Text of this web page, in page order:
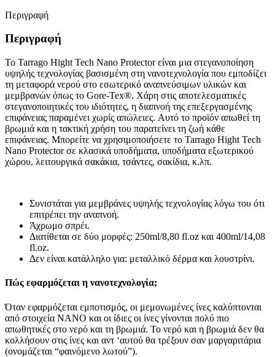
Περιγραφή
Περιγραφή
Το Tarrago Hight Tech Nano Protector είναι μια στεγανοποίηση
υψηλής τεχνολογίας βασισμένη στη νανοτεχνολογία που εμποδίζει
τη μεταφορά νερού στο εσωτερικό αναπνεύσιμων υλικών και
μεμβρανών όπως το Gore-Tex®. Χάρη στις αποτελεσματικές
στεγανοποιητικές του ιδιότητες, η διαπνοή της επεξεργασμένης
επιφάνειας παραμένει χωρίς απώλειες. Αυτό το προϊόν απωθεί τη
βρωμιά και η τακτική χρήση του παρατείνει τη ζωή κάθε
επιφάνειας. Μπορείτε να χρησιμοποιήσετε το Tarrago Hight Tech
Nano Protector σε κλασικά υποδήματα, υποδήματα εξωτερικού
χώρου, λειτουργικά σακάκια, τσάντες, σακίδια, κ.λπ.
Συνιστάται για μεμβράνες υψηλής τεχνολογίας λόγω του ότι
επιτρέπει την αναπνοή.
Άχρωμο σπρέι.
Διατίθεται σε δύο μορφές: 250ml/8,80 fl.oz και 400ml/14,08
fl.oz.
Δεν είναι κατάλληλο για: μεταλλικό δέρμα και λουστρίνι.
Πώς εφαρμόζεται η νανοτεχνολογία;
Όταν εφαρμόζεται εμποτισμός, οι μεμονωμένες ίνες καλύπτονται
από στοιχεία NANO και οι ίδιες οι ίνες γίνονται πολύ πιο
απωθητικές στο νερό και τη βρωμιά. Το νερό και η βρωμιά δεν θα
κολλήσουν στις ίνες και αντ ‘αυτού θα τρέξουν σαν μαργαριτάρια
(ονομάζεται “φαινόμενο λωτού”).